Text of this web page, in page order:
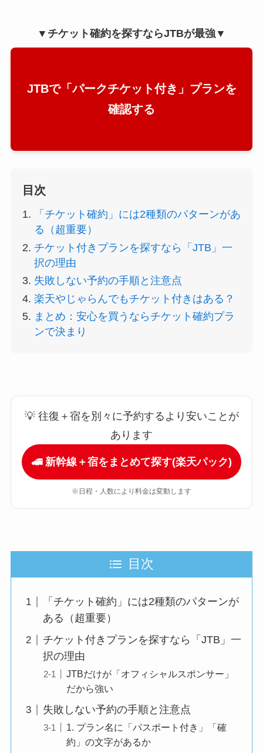
▼チケット確約を探すならJTBが最強▼
JTBで「パークチケット付き」プランを
確認する
目次
「チケット確約」には2種類のパターンがあ
る（超重要）
チケット付きプランを探すなら「JTB」一
択の理由
失敗しない予約の手順と注意点
楽天やじゃらんでもチケット付きはある？
まとめ：安心を買うならチケット確約プラ
ンで決まり
💡 往復＋宿を別々に予約するより安いことが
あります
🚄 新幹線＋宿をまとめて探す(楽天パック)
※日程・人数により料金は変動します
目次
「チケット確約」には2種類のパターンが
ある（超重要）
チケット付きプランを探すなら「JTB」一
択の理由
JTBだけが「オフィシャルスポンサー」
だから強い
失敗しない予約の手順と注意点
1. プラン名に「パスポート付き」「確
約」の文字があるか